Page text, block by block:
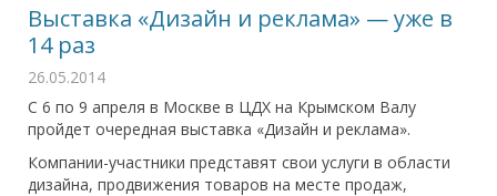
Выставка «Дизайн и реклама» — уже в
14 раз
26.05.2014
С 6 по 9 апреля в Москве в ЦДХ на Крымском Валу
пройдет очередная выставка «Дизайн и реклама».
Компании-участники представят свои услуги в области
дизайна, продвижения товаров на месте продаж,